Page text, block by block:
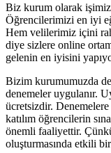
Biz kurum olarak
Öğrencilerimizi en iyi
Hem velilerimiz içini
diye sizlere online
gelenin en iyisini
Bizim kurumumuzda
denemeler uygulanır.
ücretsizdir. Denemelere
katılım öğrencilerin
önemli faaliyettir.
oluşturmasında etkili